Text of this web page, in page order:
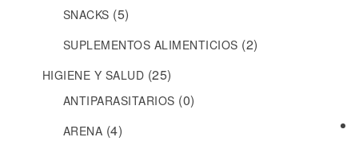
SNACKS (5)
SUPLEMENTOS ALIMENTICIOS (2)
HIGIENE Y SALUD (25)
ANTIPARASITARIOS (0)
ARENA (4)